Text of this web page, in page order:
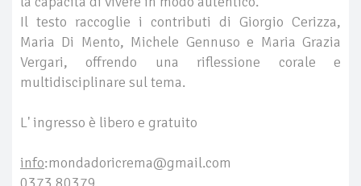
Il testo raccoglie i contributi di Giorgio Cerizza,
Maria Di Mento, Michele Gennuso e Maria Grazia
Vergari, offrendo una riflessione corale e
multidisciplinare sul tema.
L' ingresso è libero e gratuito
info:mondadoricrema@gmail.com